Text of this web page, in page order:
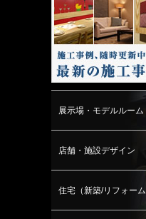
展示場・モデルルーム
店舗・施設デザイン
住宅（新築/リフォーム